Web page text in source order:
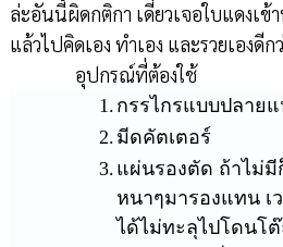
ล่ะอันนี้ผิดกติกา เดี๋ยวเจอใบแดงเข้
แล้วไปคิดเอง ทำเอง และรวยเองดีก
อุปกรณ์ที่ต้องใช้
1. กรรไกรแบบปลาย
2. มีดคัตเตอร์
3. แผ่นรองตัด ถ้าไม่มี
หนาๆมารองแทน เ
ได้ไม่ทะลุไปโดนโต๊